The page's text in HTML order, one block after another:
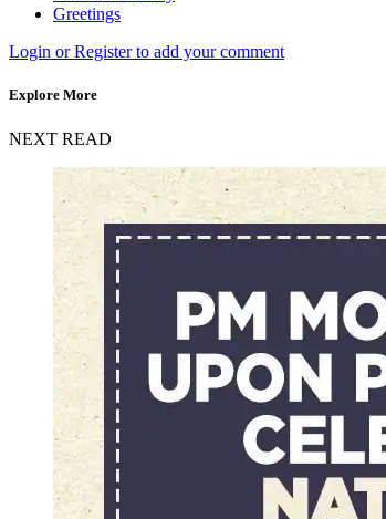
Greetings
Login or Register to add your comment
Explore More
NEXT READ